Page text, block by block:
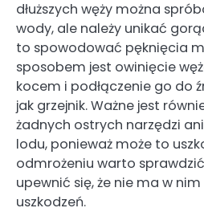
dłuższych węży można
wody, ale należy unikać
to spowodować pęknięcia
sposobem jest owinięcie
kocem i podłączenie go do
jak grzejnik. Ważne jest
żadnych ostrych narzędzi
lodu, ponieważ może to
odmrożeniu warto
upewnić się, że nie ma w
uszkodzeń.